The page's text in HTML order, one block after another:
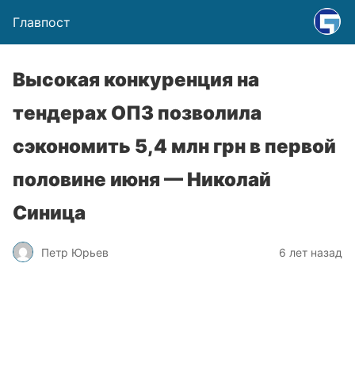
Главпост
Высокая конкуренция на
тендерах ОПЗ позволила
сэкономить 5,4 млн грн в первой
половине июня — Николай
Синица
Петр Юрьев 6 лет назад